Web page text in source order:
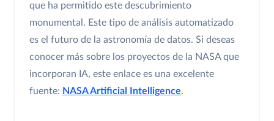
que ha permitido este descubrimiento
monumental. Este tipo de análisis automatizado
es el futuro de la astronomía de datos. Si deseas
conocer más sobre los proyectos de la NASA que
incorporan IA, este enlace es una excelente
fuente: NASA Artificial Intelligence.